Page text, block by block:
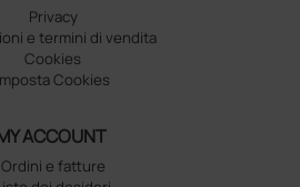
Privacy
e termini di vendita
Cookies
Cookies
ACCOUNT
Ordini e fatture